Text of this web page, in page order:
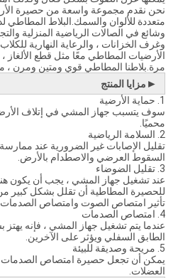
نحن نقدم مجموعة واسعة من حصيرة
متعددة للألوان والسمك.البلاط المطاطي
وشائع في الصالات الرياضية المنزلية
وغرف الخزانات ، والرعاية النهارية
الأرضيات المطاطي معًا مثل قطع الألغاز ،
مرة.بلاطنا المطاطي قوي ومتين ومرن ،
► مزايا المنتج
1. حماية الأرضية
سوف يتسبب جهاز المشي في إتلاف
محميًا.
2. السلامة الرياضية
تقليل الإصابات غير الضرورية عند
السقوط العرضي والاصطدام بالأرض.
3. تقليل الضوضاء
عند تشغيل جهاز المشي ، يجب أن يكون
للحصيرة المطاطية أن تقلل بشكل
تأثير امتصاص الصوت وامتصاص
4. امتصاص الصدمات
عندما يتم تشغيل جهاز المشي ، فإنه
الطابق السفلي ويؤثر على الآخرين.
5. مريحة وصديقة للبيئة
يمكن أن تجعل حصيرة امتصاص
العضلات.